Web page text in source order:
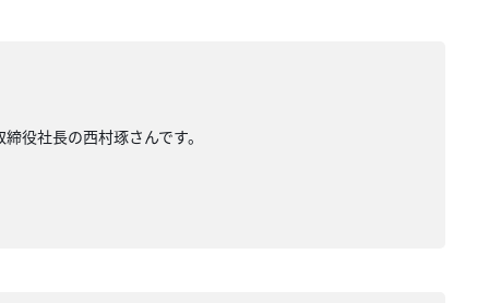
役社長の西村琢さんです。